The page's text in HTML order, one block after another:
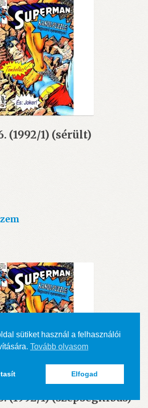
(1992/1) (sérült)
(1992/1) (szépséghibás)
sütiket használ a felhasználói
Tovább olvasom
Elfogad